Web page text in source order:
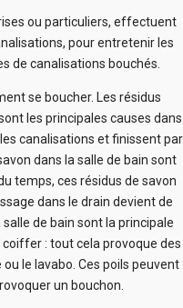
ou particuliers, effectuent
pour entretenir les
de canalisations bouchés.
se boucher. Les résidus
les principales causes dans
canalisations et finissent par
dans la salle de bain sont
temps, ces résidus de savon
dans le drain devient de
de bain sont la principale
coiffer : tout cela provoque des
le lavabo. Ces poils peuvent
un bouchon.